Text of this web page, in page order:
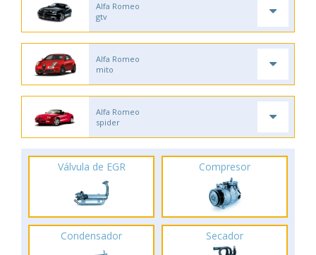
Alfa Romeo
gtv
Alfa Romeo
mito
Alfa Romeo
spider
Válvula de EGR Compresor
Condensador Secador